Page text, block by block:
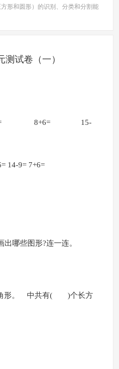
形和圆形）的识别、分类和分割能
测试卷（一）
9= 8+6= 15-
9= 7+6=
哪些图形?连一连。
形。 中共有( )个长方